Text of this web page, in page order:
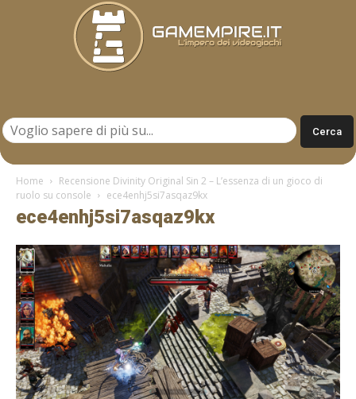
Home
Recensione Divinity Original Sin 2 – L’essenza di un gioco di
ruolo su console
ece4enhj5si7asqaz9kx
ece4enhj5si7asqaz9kx